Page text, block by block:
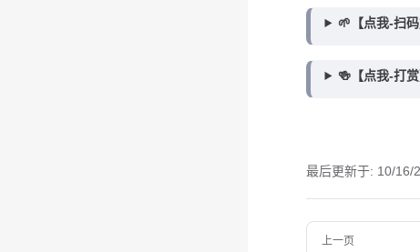
🌱【点我-扫码
🍻【点我-打赏
最后更新于: 10/16/
Pager
上一页